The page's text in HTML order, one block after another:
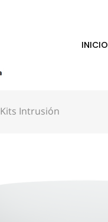
INICIO
Kits Intrusión